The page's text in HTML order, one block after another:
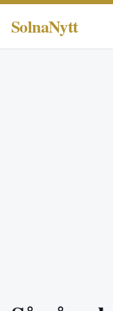
SolnaNytt